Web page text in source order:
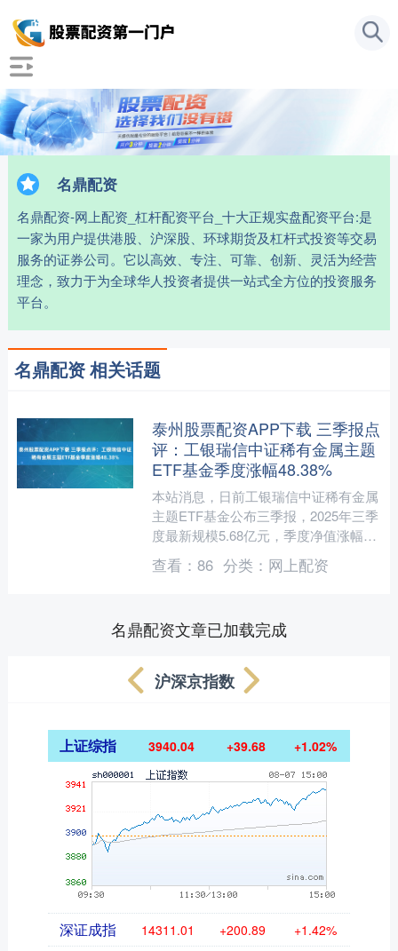
名鼎配资
名鼎配资-网上配资_杠杆配资平台_十大正规实盘配资平台:是
一家为用户提供港股、沪深股、环球期货及杠杆式投资等交易
服务的证券公司。它以高效、专注、可靠、创新、灵活为经营
理念，致力于为全球华人投资者提供一站式全方位的投资服务
平台。
名鼎配资 相关话题
泰州股票配资APP下载 三季报点
评：工银瑞信中证稀有金属主题
ETF基金季度涨幅48.38%
本站消息，日前工银瑞信中证稀有金属
主题ETF基金公布三季报，2025年三季
度最新规模5.68亿元，季度净值涨幅为
48.38%。 从业绩表现来看，工银瑞信
中证稀有....
查看： 86 分类： 网上配资
名鼎配资文章已加载完成
沪深京指数
上证综指 3940.04 +39.68 +1.02%
深证成指 14311.01 +200.89 +1.42%